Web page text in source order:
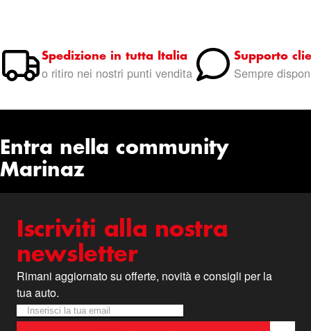
Spedizione in tutta Italia
o ritiro nei nostri punti vendita
Supporto
Sempre
Entra nella community
Marinaz
Iscriviti alla nostra
newsletter
Rimani aggiornato su offerte, novità e consigli per la
tua auto.
Newsletter
Iscriviti alla nostra Newsletter: